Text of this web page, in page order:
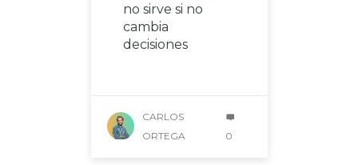
no sirve si no
cambia
decisiones
CARLOS
ORTEGA
0